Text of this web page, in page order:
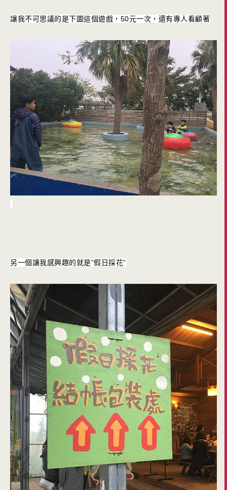
讓我不可思議的是下圖這個遊戲，50元一次，還有專人看顧著
另一個讓我感興趣的就是”假日採花”